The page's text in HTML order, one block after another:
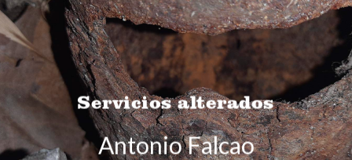
Servicios alterados
Antonio Falcao